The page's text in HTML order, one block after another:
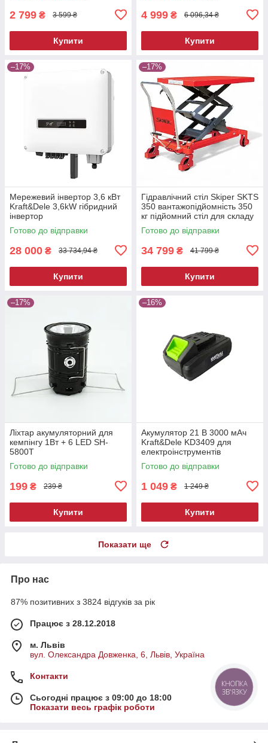
2 799 ₴ 3 599 ₴
Купити
4 999 ₴ 6 096,34 ₴
Купити
–17%
Мережевий інвертор 3,6 кВт
Kraft&Dele 3,6kW гібридний
інвертор
Готово до відправки
28 000 ₴ 33 734,94 ₴
Купити
–17%
Гідравлічний стіл Skiper SKTS
350 вантажопідйомність 350
кг підйомний стіл для складу
та СТО
Готово до відправки
34 799 ₴ 41 799 ₴
Купити
–17%
Ліхтар акумуляторний для
кемпінгу 1Вт + 6 LED SH-
5800T
Готово до відправки
199 ₴ 239 ₴
Купити
–16%
Акумулятор 21 В 3000 мАч
Kraft&Dele KD3409 для
електроінструментів
Готово до відправки
1 049 ₴ 1 249 ₴
Купити
Показати ще
Про нас
87% позитивних з 3824 відгуків за рік
Працює з 28.12.2018
м. Львів
вул. Олександра Довженка, 6, Львів, Україна
Контакти
Сьогодні працює з 09:00 до 18:00
Показати весь графік роботи
КНОПКА
ЗВ'ЯЗКУ